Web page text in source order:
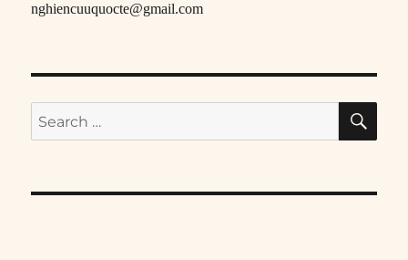
nghiencuuquocte@gmail.com
Search
for: